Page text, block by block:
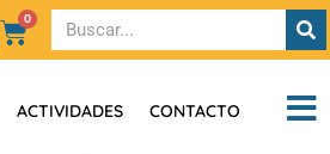
0
ACTIVIDADES CONTACTO